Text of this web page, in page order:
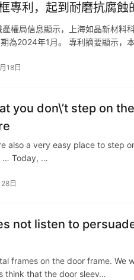
專利，起到耐磨抗腐蝕
權局信息顯示，上海如晶新材料
為2024年1月。 專利摘要顯示，
18日
you don\’t step on
also a very easy place to step
… Today, …
日
not listen to
frames on the door frame. We
think that the door sleev…